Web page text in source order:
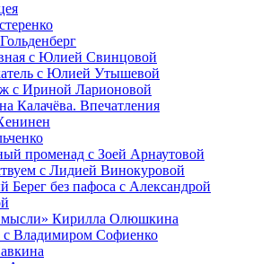
с Юлией Свинцовой
с Юлией Утышевой
с Ириной Ларионовой
Калачёва. Впечатления
променад с Зоей Арнаутовой
с Лидией Винокуровой
Берег без пафоса с Александрой
мысли» Кирилла Олюшкина
с Владимиром Софиенко